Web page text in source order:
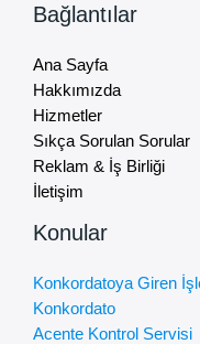
Bağlantılar
Ana Sayfa
Hakkımızda
Hizmetler
Sıkça Sorulan Sorular
Reklam & İş Birliği
İletişim
Konular
Konkordatoya Giren
Konkordato
Acente Kontrol Servisi